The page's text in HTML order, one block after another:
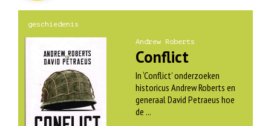
geschiedenis
Andrew Roberts
Conflict
In ‘Conflict’ onderzoeken
historicus Andrew Roberts en
generaal David Petraeus hoe
de ...